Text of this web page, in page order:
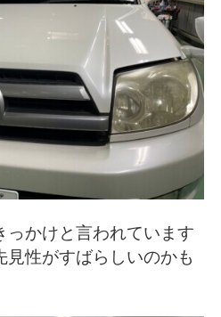
っかけと言われています
性がすばらしいのかも